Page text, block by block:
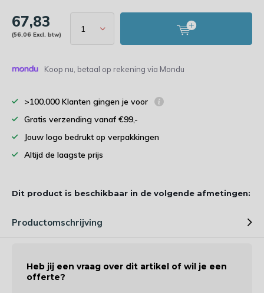
67,83
(56,06 Excl. btw)
Koop nu, betaal op rekening via Mondu
>100.000 Klanten gingen je voor
Gratis verzending vanaf €99,-
Jouw logo bedrukt op verpakkingen
Altijd de laagste prijs
Dit product is beschikbaar in de volgende afmetingen:
Productomschrijving
Heb jij een vraag over dit artikel of wil je een
offerte?